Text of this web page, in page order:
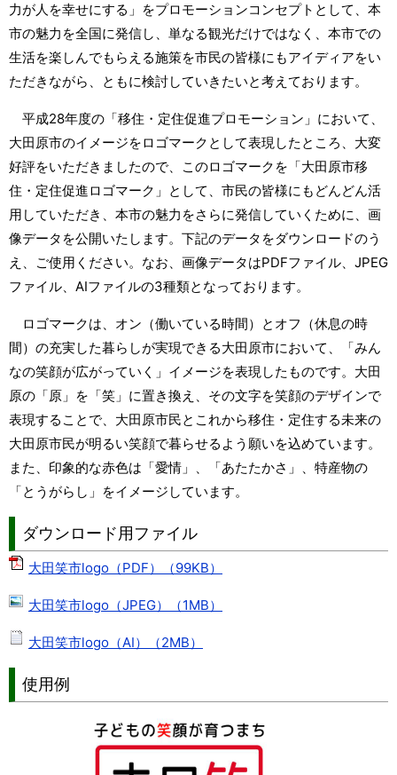
力が人を幸せにする」をプロモーションコンセプトとして、本
市の魅力を全国に発信し、単なる観光だけではなく、本市での
生活を楽しんでもらえる施策を市民の皆様にもアイディアをい
ただきながら、ともに検討していきたいと考えております。
平成28年度の「移住・定住促進プロモーション」において、
大田原市のイメージをロゴマークとして表現したところ、大変
好評をいただきましたので、このロゴマークを「大田原市移
住・定住促進ロゴマーク」として、市民の皆様にもどんどん活
用していただき、本市の魅力をさらに発信していくために、画
像データを公開いたします。下記のデータをダウンロードのう
え、ご使用ください。なお、画像データはPDFファイル、JPEG
ファイル、AIファイルの3種類となっております。
ロゴマークは、オン（働いている時間）とオフ（休息の時
間）の充実した暮らしが実現できる大田原市において、「みん
なの笑顔が広がっていく」イメージを表現したものです。大田
原の「原」を「笑」に置き換え、その文字を笑顔のデザインで
表現することで、大田原市民とこれから移住・定住する未来の
大田原市民が明るい笑顔で暮らせるよう願いを込めています。
また、印象的な赤色は「愛情」、「あたたかさ」、特産物の
「とうがらし」をイメージしています。
ダウンロード用ファイル
大田笑市logo（PDF）（99KB）
大田笑市logo（JPEG）（1MB）
大田笑市logo（AI）（2MB）
使用例